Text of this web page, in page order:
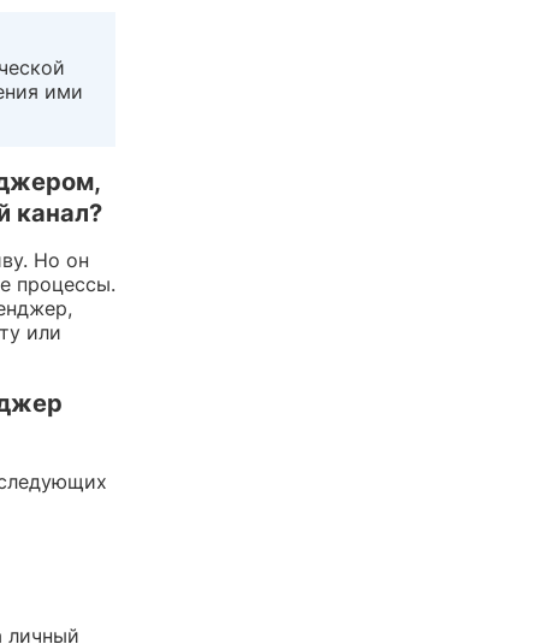
ими
канал?
Но он
процессы.
или
личный